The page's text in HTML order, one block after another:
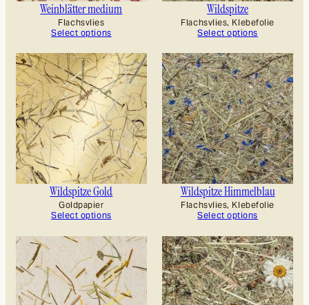
Weinblätter medium
Flachsvlies
Select options
Wildspitze
Flachsvlies, Klebefolie
Select options
Wildspitze Gold
Goldpapier
Select options
Wildspitze Himmelblau
Flachsvlies, Klebefolie
Select options